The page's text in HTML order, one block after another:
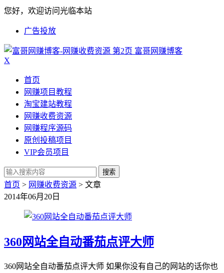
您好，欢迎访问光临本站
广告投放
富哥网赚博客
X
首页
网赚项目教程
淘宝建站教程
网赚收费资源
网赚程序源码
原创投稿项目
VIP会员项目
搜索
首页 > 网赚收费资源 > 文章
2014年06月20日
360网站全自动番茄点评大师
360网站全自动番茄点评大师 如果你没有自己的网站的话你也